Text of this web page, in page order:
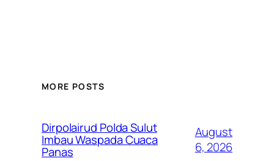
MORE POSTS
Dirpolairud Polda Sulut
Imbau Waspada Cuaca
Panas
August
6, 2026